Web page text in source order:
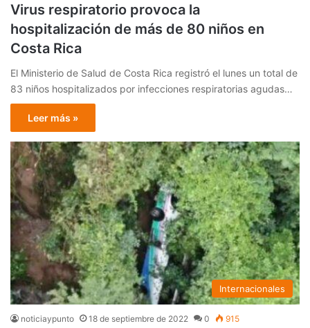
Virus respiratorio provoca la
hospitalización de más de 80 niños en
Costa Rica
El Ministerio de Salud de Costa Rica registró el lunes un total de
83 niños hospitalizados por infecciones respiratorias agudas…
Leer más »
Internacionales
noticiaypunto 18 de septiembre de 2022 0 915